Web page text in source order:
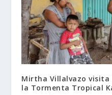
Mirtha Villalvazo
la Tormenta Tropical